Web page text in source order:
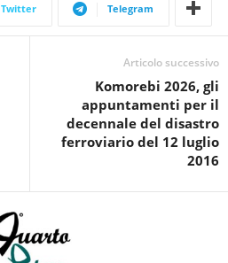
Twitter Telegram
Articolo successivo
Komorebi 2026, gli
appuntamenti per il
decennale del disastro
ferroviario del 12 luglio
2016